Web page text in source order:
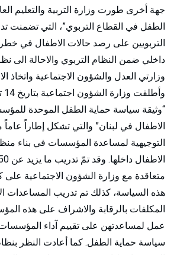
جهة أخرى طورت وزارة التربية والتعليم
الطفل في القطاع التربوي”، التي تضمنت
التربويين على رصد حالات الاطفال في
داخلي ضمن النظام التربوي والاحالة الى
وزارتي العدل والشؤون الاجتماعية واتخاذ
“وثيقة سياسة حماية الطفل الموحدة
الاطفال في لبنان” والتي تشكل إطاراً عاماً
التوجيهية لمساعدة المؤسسات في بناء
متعاقدة مع وزارة الشؤون الاجتماعية على
هذه السياسة، كذلك تم تدريب المساعدات
المكلفات بالرقابة والاشراف على هذه
عمل لمساعدتهن على تقييم آداء
سياسة حماية الطفل. كما أعادت النظر